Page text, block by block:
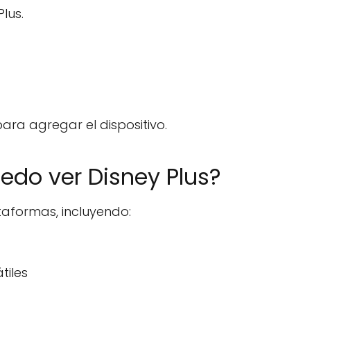
agregar el dispositivo.
ver Disney Plus?
incluyendo: